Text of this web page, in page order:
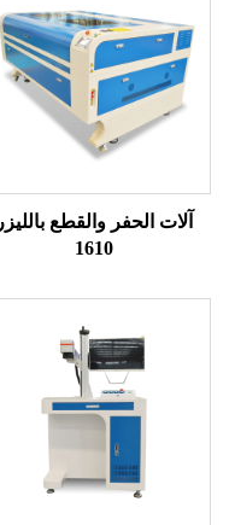
آلات الحفر والقطع بالليزر
1610